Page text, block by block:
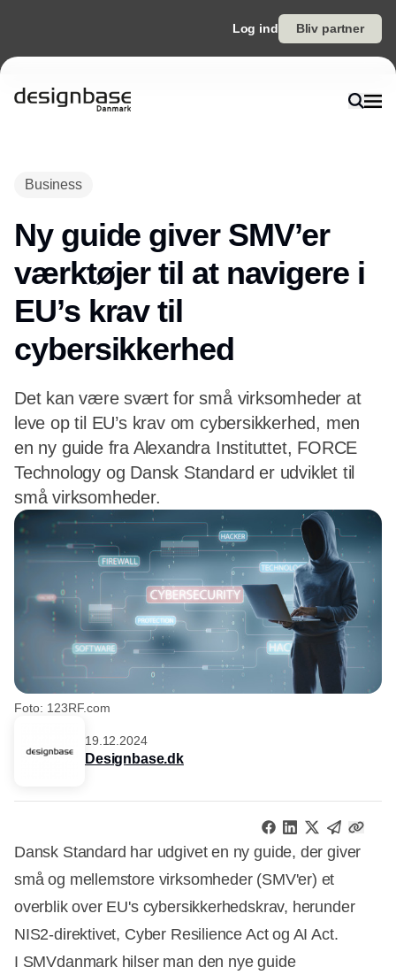
Log ind Bliv partner
Business
Ny guide giver SMV’er
værktøjer til at navigere i
EU’s krav til
cybersikkerhed
Det kan være svært for små virksomheder at
leve op til EU’s krav om cybersikkerhed, men
en ny guide fra Alexandra Instituttet, FORCE
Technology og Dansk Standard er udviklet til
små virksomheder.
Foto: 123RF.com
19.12.2024
Designbase.dk
Dansk Standard har udgivet en ny guide, der giver
små og mellemstore virksomheder (SMV'er) et
overblik over EU's cybersikkerhedskrav, herunder
NIS2-direktivet, Cyber Resilience Act og AI Act.
I SMVdanmark hilser man den nye guide